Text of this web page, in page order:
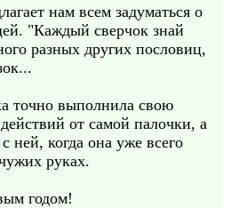
нам всем задуматься о
"Каждый сверчок знай
разных других пословиц,
точно выполнила свою
от самой палочки, а
ней, когда она уже всего
руках.
годом!